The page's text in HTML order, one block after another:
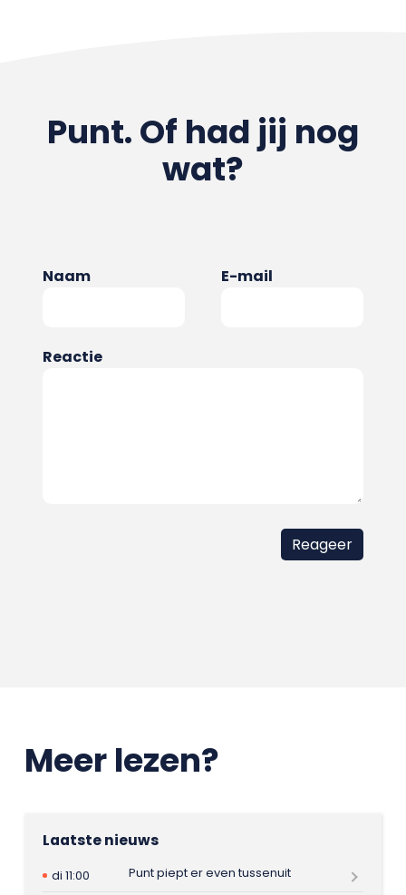
Punt. Of had jij nog
wat?
Naam E-mail
Reactie
Meer lezen?
Laatste nieuws
di 11:00
Punt piept er even tussenuit